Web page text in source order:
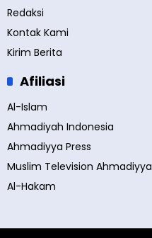
Redaksi
Kontak Kami
Kirim Berita
Afiliasi
Al-Islam
Ahmadiyah Indonesia
Ahmadiyya Press
Muslim Television Ahmadiyya
Al-Hakam